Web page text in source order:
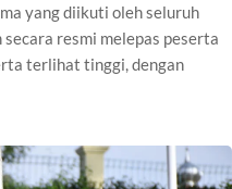
yang diikuti oleh seluruh
resmi melepas peserta
terlihat tinggi, dengan